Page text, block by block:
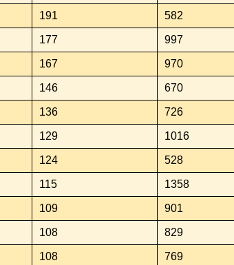
191 582
177 997
167 970
146 670
136 726
129 1016
124 528
115 1358
109 901
108 829
108 769